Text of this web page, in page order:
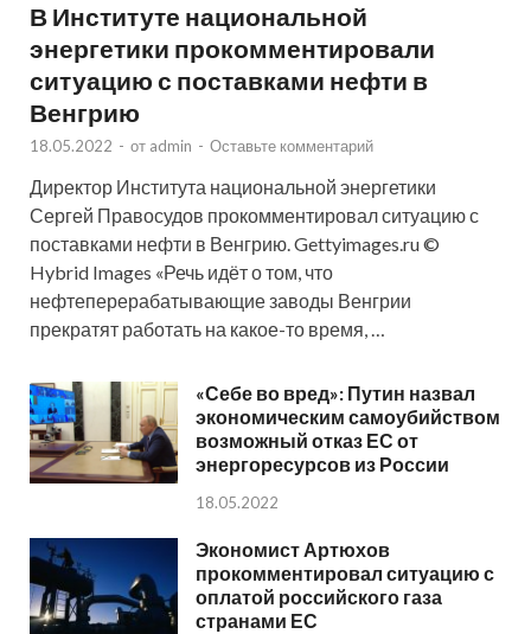
В Институте национальной
энергетики прокомментировали
ситуацию с поставками нефти в
Венгрию
18.05.2022 - от admin - Оставьте комментарий
Директор Института национальной энергетики
Сергей Правосудов прокомментировал ситуацию с
поставками нефти в Венгрию. Gettyimages.ru ©
Hybrid Images «Речь идёт о том, что
нефтеперерабатывающие заводы Венгрии
прекратят работать на какое-то время, …
«Себе во вред»: Путин назвал
экономическим самоубийством
возможный отказ ЕС от
энергоресурсов из России
18.05.2022
Экономист Артюхов
прокомментировал ситуацию с
оплатой российского газа
странами ЕС